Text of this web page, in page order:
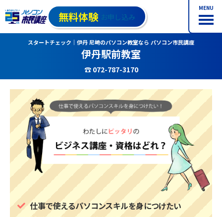
MENU
無料体験 お申し込み
スタートチェック｜伊丹 尼崎のパソコン教室なら パソコン市民講座
伊丹駅前教室
☎ 072-787-3170
仕事で使えるパソコンスキルを身につけたい